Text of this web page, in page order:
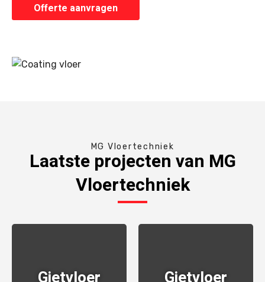
Offerte aanvragen
MG Vloertechniek
Laatste projecten van MG
Vloertechniek